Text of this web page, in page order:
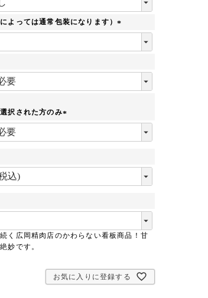
必
須よっては通常包装になります）
択された方のみ
く広岡精肉店のかわらない看板商品！甘
妙です。
お気に入りに登録する